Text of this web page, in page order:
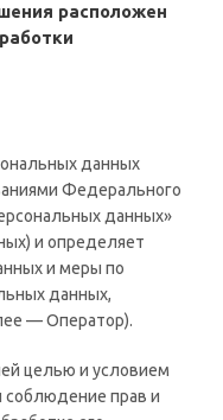
расположен
данных
Федерального
данных»
и определяет
и меры по
данных,
— Оператор).
целью и условием
соблюдение прав и